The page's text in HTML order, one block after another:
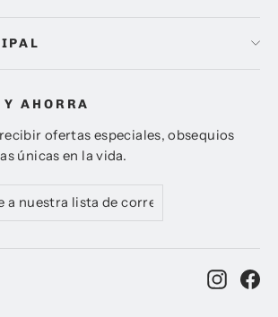
AHORRA
ofertas especiales, obsequios
únicas en la vida.